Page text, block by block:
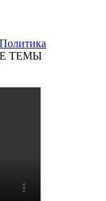
Политика
ТЕМЫ